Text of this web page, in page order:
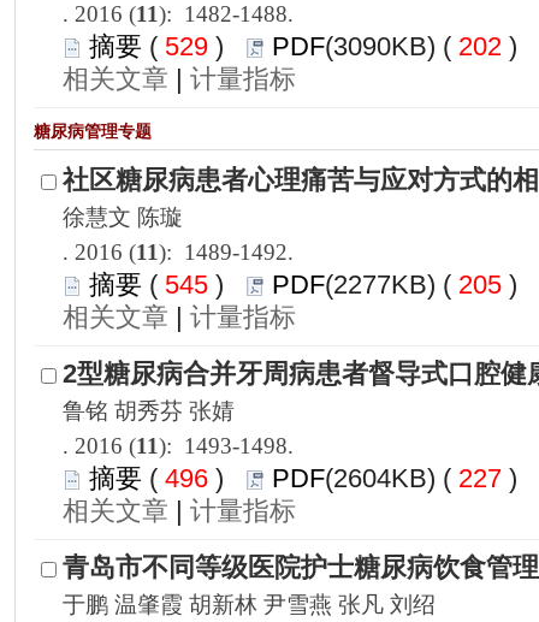
): 1482-1488.
529 ) 202 )
|
): 1489-1492.
545 ) 205 )
|
): 1493-1498.
496 ) 227 )
|